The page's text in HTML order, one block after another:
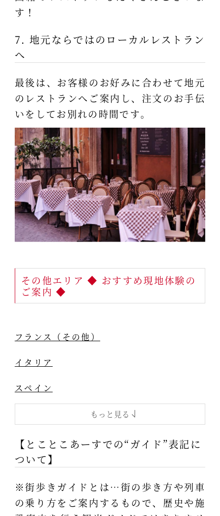
す！
7. 地元ならではのローカルレストラン
へ
最後は、お客様のお好みに合わせて地元
のレストランへご案内し、注文のお手伝
いをしてお別れの時間です。
その他エリア ◆ おすすめ現地体験の
ご案内 ◆
フランス（その他）
イタリア
スペイン
もっと見る
【とことこあーすでの“ガイド”表記に
ついて】
※街歩きガイドとは…街の歩き方や列車
の乗り方をご案内するもので、歴史や施